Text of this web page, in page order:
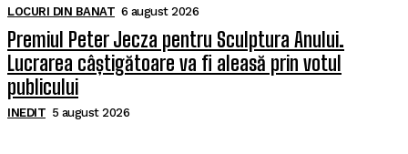
LOCURI DIN BANAT 6 august 2026
Premiul Peter Jecza pentru Sculptura Anului.
Lucrarea câștigătoare va fi aleasă prin votul
publicului
INEDIT 5 august 2026